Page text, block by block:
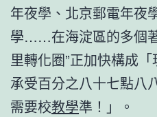
年夜學、北京郵電年夜
學……在海淀區的多個
里轉化圈”正加快構成
承受百分之八十七點八
需要校教學準！」。